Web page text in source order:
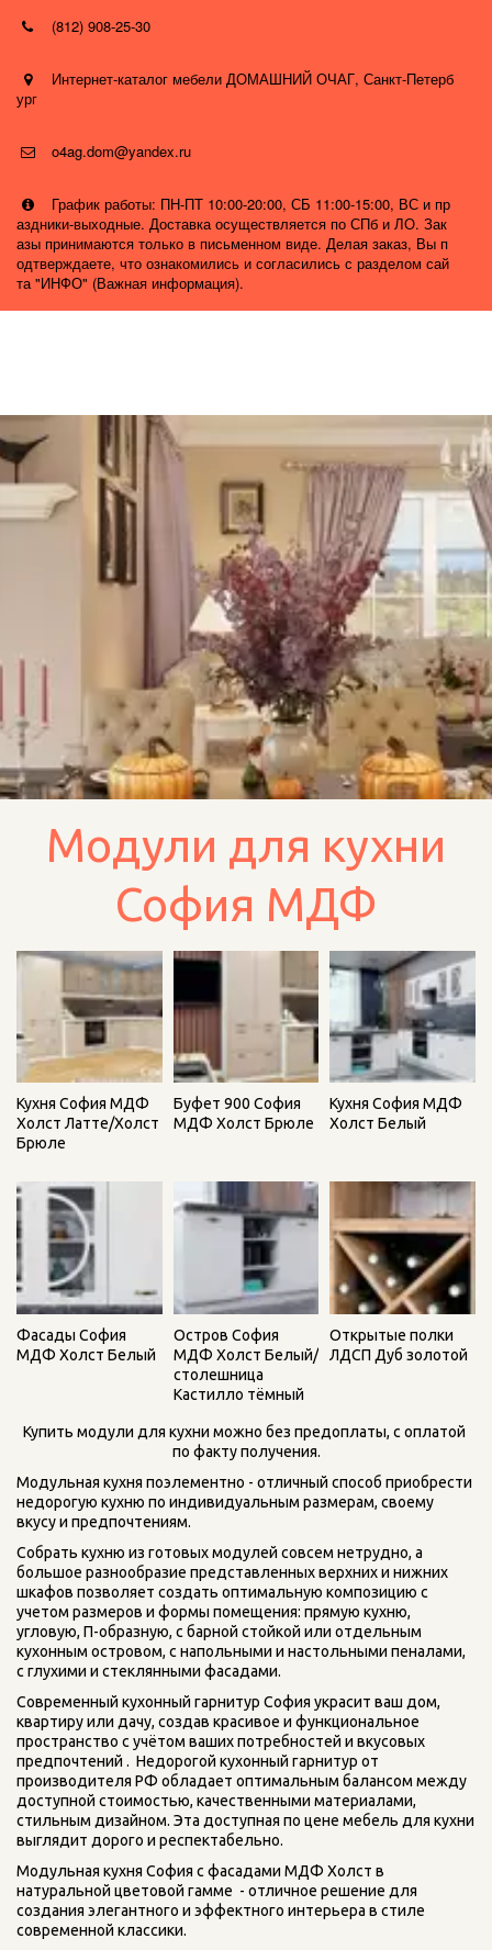
(812) 908-25-30
Интернет-каталог мебели ДОМАШНИЙ ОЧАГ, Санкт-Петерб
ург
o4ag.dom@yandex.ru
График работы: ПН-ПТ 10:00-20:00, СБ 11:00-15:00, ВС и пр
аздники-выходные. Доставка осуществляется по СПб и ЛО. Зак
азы принимаются только в письменном виде. Делая заказ, Вы п
одтверждаете, что ознакомились и согласились с разделом сай
та "ИНФО" (Важная информация).
Модули для кухни
София МДФ
Кухня София МДФ
Холст Латте/Холст
Брюле
Буфет 900 София
МДФ Холст Брюле
Кухня София МДФ
Холст Белый
Фасады София
МДФ Холст Белый
Остров София
МДФ Холст Белый/
столешница
Кастилло тёмный
Открытые полки
ЛДСП Дуб золотой
Купить модули для кухни можно без предоплаты, с оплатой
по факту получения.
недорогую кухню по индивидуальным размерам, своему
вкусу и предпочтениям.
Собрать кухню из готовых модулей совсем нетрудно, а
большое разнообразие представленных верхних и нижних
шкафов позволяет создать оптимальную композицию с
учетом размеров и формы помещения: прямую кухню,
угловую, П-образную, с барной стойкой или отдельным
кухонным островом, с напольными и настольными пеналами,
с глухими и стеклянными фасадами.
Современный кухонный гарнитур София украсит ваш дом,
квартиру или дачу, создав красивое и функциональное
пространство с учётом ваших потребностей и вкусовых
предпочтений .  Недорогой кухонный гарнитур от
производителя РФ обладает оптимальным балансом между
доступной стоимостью, качественными материалами,
стильным дизайном. Эта доступная по цене мебель для кухни
выглядит дорого и респектабельно.
Модульная кухня София с фасадами МДФ Холст в
натуральной цветовой гамме  - отличное решение для
создания элегантного и эффектного интерьера в стиле
современной классики.